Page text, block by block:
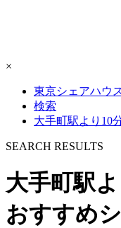
×
東京シェアハウ
検索
大手町駅より10
SEARCH RESULTS
大手町駅
おすすめ